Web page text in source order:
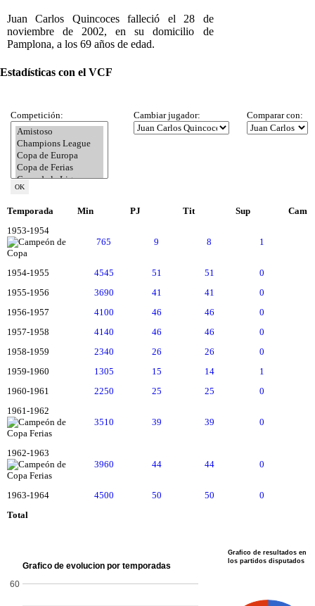
Juan Carlos Quincoces falleció el 28 de
noviembre de 2002, en su domicilio de
Pamplona, a los 69 años de edad.
Estadísticas con el VCF
Competición: Cambiar jugador: Comparar con:
Temporada Min PJ Tit Sup
Cam
1953-1954
765
9 8 1
1954-1955 4545 51 51 0
1955-1956
3690 41 41 0
1956-1957
4100 46 46 0
1957-1958
4140 46 46 0
1958-1959
2340 26 26 0
1959-1960
1305 15 14 1
1960-1961
2250 25 25 0
1961-1962
3510
39 39 0
1962-1963
3960
44 44 0
1963-1964 4500 50 50 0
Total
Grafico de evolucion por temporadas
60
Grafico de resultados en
los partidos disputados